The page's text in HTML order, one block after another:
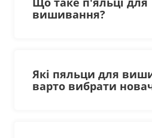
вишивання?
Які пяльци для
варто вибрати